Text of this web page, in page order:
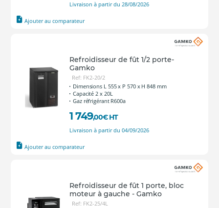
Livraison à partir du 28/08/2026
Ajouter au comparateur
Refroidisseur de fût 1/2 porte-
Gamko
Ref: FK2-20/2
Dimensions L 555 x P 570 x H 848 mm
Capacité 2 x 20L
Gaz réfrigérant R600a
1 749,00€ HT
Livraison à partir du 04/09/2026
Ajouter au comparateur
Refroidisseur de fût 1 porte, bloc
moteur à gauche - Gamko
Ref: FK2-25/4L